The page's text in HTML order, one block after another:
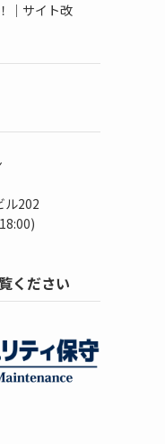
｜サイト改
ル202
ください